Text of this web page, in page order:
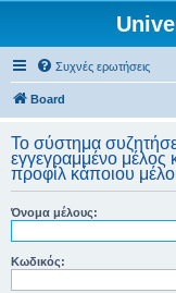
Συχνές ερωτήσεις
Board
Το σύστημα
εγγεγραμμένο μέλος
προφίλ κάποιου
Όνομα μέλους:
Κωδικός: